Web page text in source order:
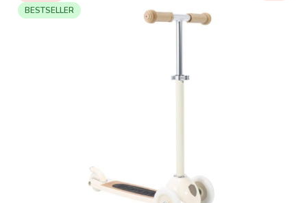
BESTSELLER